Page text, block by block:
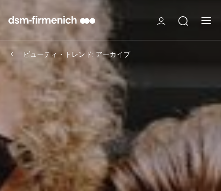
ビューティ・トレンド: アーカイブ